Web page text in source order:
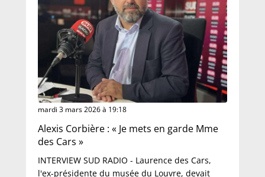
mardi 3 mars 2026 à 19:18
Alexis Corbière : « Je mets en garde Mme
des Cars »
INTERVIEW SUD RADIO - Laurence des Cars,
l'ex-présidente du musée du Louvre, devait